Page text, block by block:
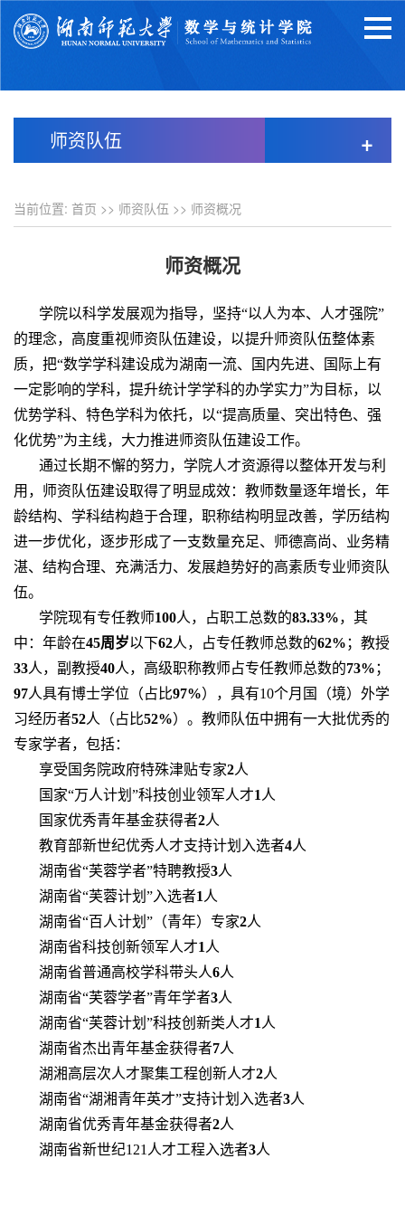
师资队伍 +
当前位置: 首页 >> 师资队伍 >> 师资概况
师资概况
学院以科学发展观为指导，坚持“以人为本、人才强院”
的理念，高度重视师资队伍建设，以提升师资队伍整体素
质，把“数学学科建设成为湖南一流、国内先进、国际上有
一定影响的学科，提升统计学学科的办学实力”为目标，以
优势学科、特色学科为依托，以“提高质量、突出特色、强
化优势”为主线，大力推进师资队伍建设工作。
通过长期不懈的努力，学院人才资源得以整体开发与利
用，师资队伍建设取得了明显成效：教师数量逐年增长，年
龄结构、学科结构趋于合理，职称结构明显改善，学历结构
进一步优化，逐步形成了一支数量充足、师德高尚、业务精
湛、结构合理、充满活力、发展趋势好的高素质专业师资队
伍。
学院现有专任教师100人，占职工总数的83.33%，其
中：年龄在45周岁以下62人，占专任教师总数的62% ；教授
33人，副教授40人，高级职称教师占专任教师总数的73% ；
97人具有博士学位（占比97%），具有10个月国（境）外学
习经历者52人（占比52%）。教师队伍中拥有一大批优秀的
专家学者，包括：
享受国务院政府特殊津贴专家2人
国家“万人计划”科技创业领军人才1 人
国家优秀青年基金获得者2人
教育部新世纪优秀人才支持计划入选者4人
湖南省“芙蓉学者”特聘教授3人
湖南省“芙蓉计划”入选者1 人
湖南省“百人计划”（青年）专家2人
湖南省科技创新领军人才1 人
湖南省普通高校学科带头人6人
湖南省“芙蓉学者”青年学者3人
湖南省“芙蓉计划”科技创新类人才1 人
湖南省杰出青年基金获得者7人
湖湘高层次人才聚集工程创新人才2人
湖南省“湖湘青年英才”支持计划入选者3人
湖南省优秀青年基金获得者2人
湖南省新世纪121 人才工程入选者3人